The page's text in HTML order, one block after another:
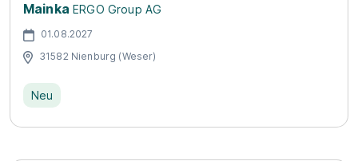
Mainka ERGO Group AG
01.08.2027
31582 Nienburg (Weser)
Neu